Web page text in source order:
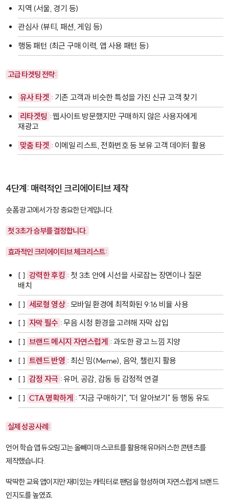
지역 (서울, 경기 등)
관심사 (뷰티, 패션, 게임 등)
행동 패턴 (최근 구매 이력, 앱 사용 패턴 등)
고급 타겟팅 전략:
유사 타겟 : 기존 고객과 비슷한 특성을 가진 신규 고객 찾기
리타겟팅 : 웹사이트 방문했지만 구매하지 않은 사용자에게
재광고
맞춤 타겟 : 이메일 리스트, 전화번호 등 보유 고객 데이터 활용
4단계: 매력적인 크리에이티브 제작
숏폼 광고에서 가장 중요한 단계입니다.
첫 3초가 승부를 결정합니다.
효과적인 크리에이티브 체크리스트:
[ ] 강력한 후킹 : 첫 3초 안에 시선을 사로잡는 장면이나 질문
배치
[ ] 세로형 영상 : 모바일 환경에 최적화된 9:16 비율 사용
[ ] 자막 필수 : 무음 시청 환경을 고려해 자막 삽입
[ ] 브랜드 메시지 자연스럽게 : 과도한 광고 느낌 지양
[ ] 트렌드 반영 : 최신 밈(Meme), 음악, 챌린지 활용
[ ] 감정 자극 : 유머, 공감, 감동 등 감정적 연결
[ ] CTA 명확하게 : "지금 구매하기", "더 알아보기" 등 행동 유도
실제 성공 사례:
언어 학습 앱 듀오링고는 올빼미 마스코트를 활용해 유머러스한 콘텐츠를
제작했습니다.
딱딱한 교육 앱이지만 재미있는 캐릭터로 팬덤을 형성하며 자연스럽게 브랜드
인지도를 높였죠.